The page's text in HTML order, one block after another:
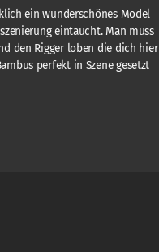
ein wunderschönes Model
eintaucht. Man muss
den Rigger loben die dich hier
perfekt in Szene gesetzt